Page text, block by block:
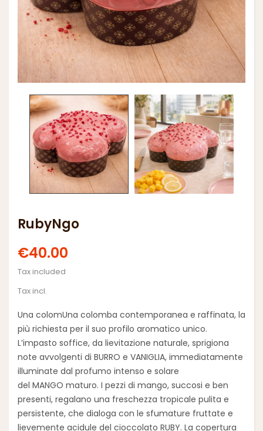
RubyNgo
€40.00
Tax included
Tax incl.
Una colomUna colomba contemporanea e raffinata, la
più richiesta per il suo profilo aromatico unico.
L’impasto soffice, da lievitazione naturale, sprigiona
note avvolgenti di BURRO e VANIGLIA, immediatamente
illuminate dal profumo intenso e solare
del MANGO maturo. I pezzi di mango, succosi e ben
presenti, regalano una freschezza tropicale pulita e
persistente, che dialoga con le sfumature fruttate e
lievemente acidule del cioccolato RUBY. La copertura